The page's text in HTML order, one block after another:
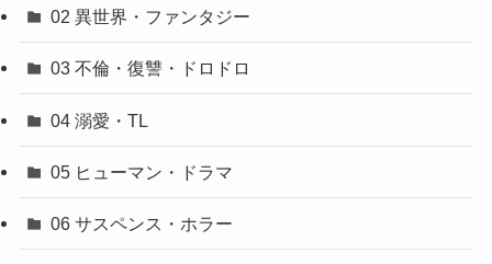
02 異世界・ファンタジー
03 不倫・復讐・ドロドロ
04 溺愛・TL
05 ヒューマン・ドラマ
06 サスペンス・ホラー